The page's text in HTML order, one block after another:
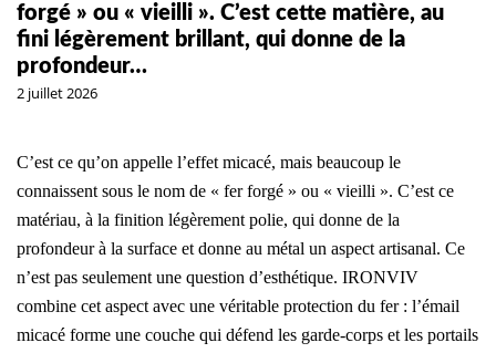
forgé » ou « vieilli ». C’est cette matière, au
fini légèrement brillant, qui donne de la
profondeur…
2 juillet 2026
C’est ce qu’on appelle l’effet micacé, mais beaucoup le
connaissent sous le nom de « fer forgé » ou « vieilli ». C’est ce
matériau, à la finition légèrement polie, qui donne de la
profondeur à la surface et donne au métal un aspect artisanal. Ce
n’est pas seulement une question d’esthétique. IRONVIV
combine cet aspect avec une véritable protection du fer : l’émail
micacé forme une couche qui défend les garde-corps et les portails